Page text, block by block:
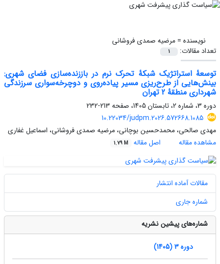
نویسنده =مرضیه صمدی فروشانی
تعداد مقالات:
1
توسعۀ استراتژیک شبکۀ تحرک نرم در باززنده‌سازی فضای شهری:
بینش‌هایی از طرح‌ریزی مسیر پیاده‌روی و دوچرخه‌سواری سرزندگی
شهرداری منطقۀ 2 تهران
دوره 3، شماره 2، تابستان 1405، صفحه
213-232
10.22034/judpm.2026.572668.1085
مهدی صالحی، محمدحسین بوچانی، مرضیه صمدی فروشانی، اسماعیل غفاری
مشاهده مقاله
اصل مقاله 1.79 M
مقالات آماده انتشار
شماره جاری
شماره‌های پیشین نشریه
دوره 3 (1405)